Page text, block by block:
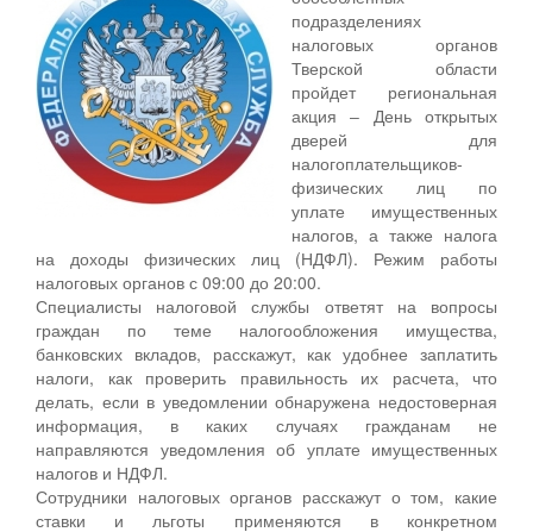
подразделениях
налоговых органов
Тверской области
пройдет региональная
акция ‒ День открытых
дверей для
налогоплательщиков-
физических лиц по
уплате имущественных
налогов, а также налога
на доходы физических лиц (НДФЛ). Режим работы
налоговых органов с 09:00 до 20:00.
Специалисты налоговой службы ответят на вопросы
граждан по теме налогообложения имущества,
банковских вкладов, расскажут, как удобнее заплатить
налоги, как проверить правильность их расчета, что
делать, если в уведомлении обнаружена недостоверная
информация, в каких случаях гражданам не
направляются уведомления об уплате имущественных
налогов и НДФЛ.
Сотрудники налоговых органов расскажут о том, какие
ставки и льготы применяются в конкретном